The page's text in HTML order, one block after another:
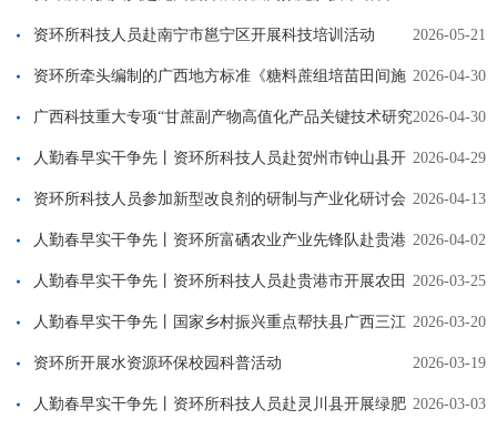
2026-05-21
资环所科技人员赴南宁市邕宁区开展科技培训活动
2026-04-30
资环所牵头编制的广西地方标准《糖料蔗组培苗田间施
肥管理技术规程》（送审稿）通过技术审查 2026-04-30
广西科技重大专项“甘蔗副产物高值化产品关键技术研究
及应用示范”两项子课题通过现场查定 2026-04-29
人勤春早实干争先丨资环所科技人员赴贺州市钟山县开
展绿肥技术培训 2026-04-13
资环所科技人员参加新型改良剂的研制与产业化研讨会
2026-04-02
人勤春早实干争先丨资环所富硒农业产业先锋队赴贵港
指导春耕生产 2026-03-25
人勤春早实干争先丨资环所科技人员赴贵港市开展农田
墒情管护科技服务 2026-03-20
人勤春早实干争先丨国家乡村振兴重点帮扶县广西三江
科技特派团开展绿肥调查与春季备耕服务 2026-03-19
资环所开展水资源环保校园科普活动
2026-03-03
人勤春早实干争先丨资环所科技人员赴灵川县开展绿肥